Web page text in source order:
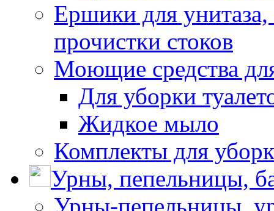
Ершики для
прочистки стоков
Моющие средства
Для уборки
Жидкое мыло
Комплекты для
Урны, пепельницы,
Урны-пепельницы,